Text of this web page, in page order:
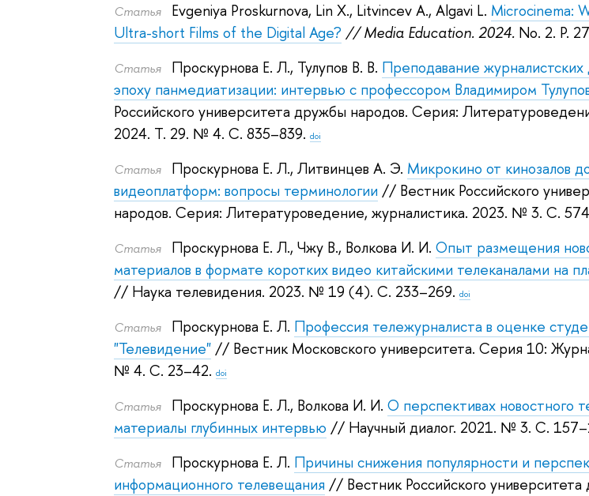
Статья Evgeniya Proskurnova, Lin X., Litvincev A.,Algavi L. Microcinema:
Ultra-short Films of the Digital Age? // Media Education. 2024. No. 2. P.
Статья Проскурнова Е. Л., Тулупов В. В. Преподавание журналистских
эпоху панмедиатизации: интервью с профессором Владимиром
Российского университета дружбы народов. Серия:
2024. Т. 29. № 4. С. 835–839. doi
Статья Проскурнова Е. Л.,Литвинцев А. Э. Микрокино от кинозалов
видеоплатформ: вопросы терминологии // Вестник Российского
народов. Серия: Литературоведение, журналистика. 2023. № 3. С.
Статья Проскурнова Е. Л.,Чжу В., Волкова И. И. Опыт размещения
материалов в формате коротких видео китайскими телеканалами на
// Наука телевидения. 2023. № 19 (4). С. 233–269. doi
Статья Проскурнова Е. Л. Профессия тележурналиста в оценке
"Телевидение" // Вестник Московского университета. Серия 10:
№ 4. С. 23–42. doi
Статья Проскурнова Е. Л., Волкова И. И. О перспективах новостного
материалы глубинных интервью // Научный диалог. 2021. № 3. С.
Статья Проскурнова Е. Л. Причины снижения популярности и
информационного телевещания // Вестник Российского